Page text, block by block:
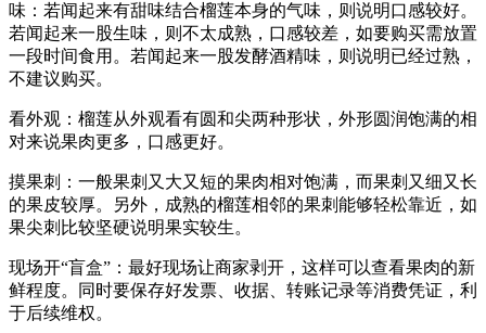
味：若闻起来有甜味结合榴莲本身的气味，则说明口感较好。
若闻起来一股生味，则不太成熟，口感较差，如要购买需放置
一段时间食用。若闻起来一股发酵酒精味，则说明已经过熟，
不建议购买。
看外观：榴莲从外观看有圆和尖两种形状，外形圆润饱满的相
对来说果肉更多，口感更好。
摸果刺：一般果刺又大又短的果肉相对饱满，而果刺又细又长
的果皮较厚。另外，成熟的榴莲相邻的果刺能够轻松靠近，如
果尖刺比较坚硬说明果实较生。
现场开“盲盒”：最好现场让商家剥开，这样可以查看果肉的新
鲜程度。同时要保存好发票、收据、转账记录等消费凭证，利
于后续维权。